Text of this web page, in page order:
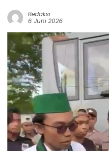
Redaksi
6 Juni 2026